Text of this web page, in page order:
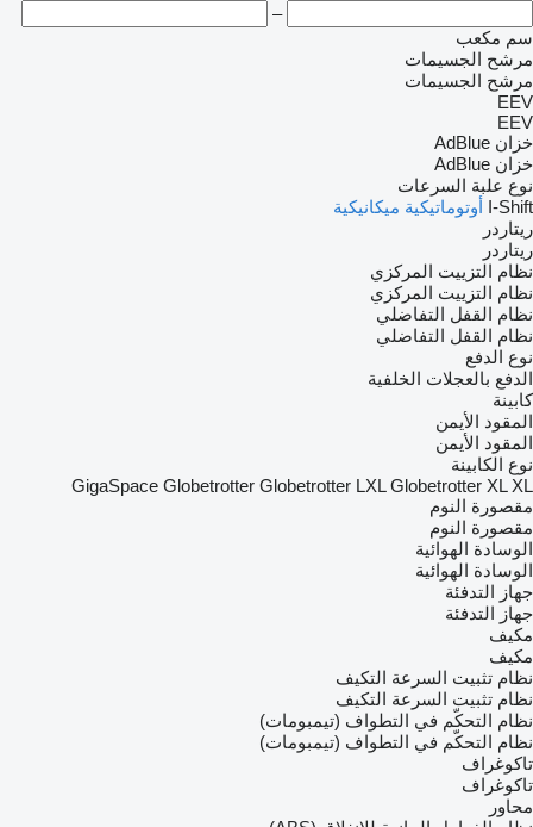
–
سم مكعب
مرشح الجسيمات
مرشح الجسيمات
EEV
EEV
خزان AdBlue
خزان AdBlue
نوع علبة السرعات
I-Shift أوتوماتيكية ميكانيكية
ريتاردر
ريتاردر
نظام التزييت المركزي
نظام التزييت المركزي
نظام القفل التفاضلي
نظام القفل التفاضلي
نوع الدفع
الدفع بالعجلات الخلفية
كابينة
المقود الأيمن
المقود الأيمن
نوع الكابينة
GigaSpace Globetrotter Globetrotter LXL Globetrotter XL XL
مقصورة النوم
مقصورة النوم
الوسادة الهوائية
الوسادة الهوائية
جهاز التدفئة
جهاز التدفئة
مكيف
مكيف
نظام تثبيت السرعة التكيف
نظام تثبيت السرعة التكيف
نظام التحكّم في التطواف (تيمبومات)
نظام التحكّم في التطواف (تيمبومات)
تاكوغراف
تاكوغراف
محاور